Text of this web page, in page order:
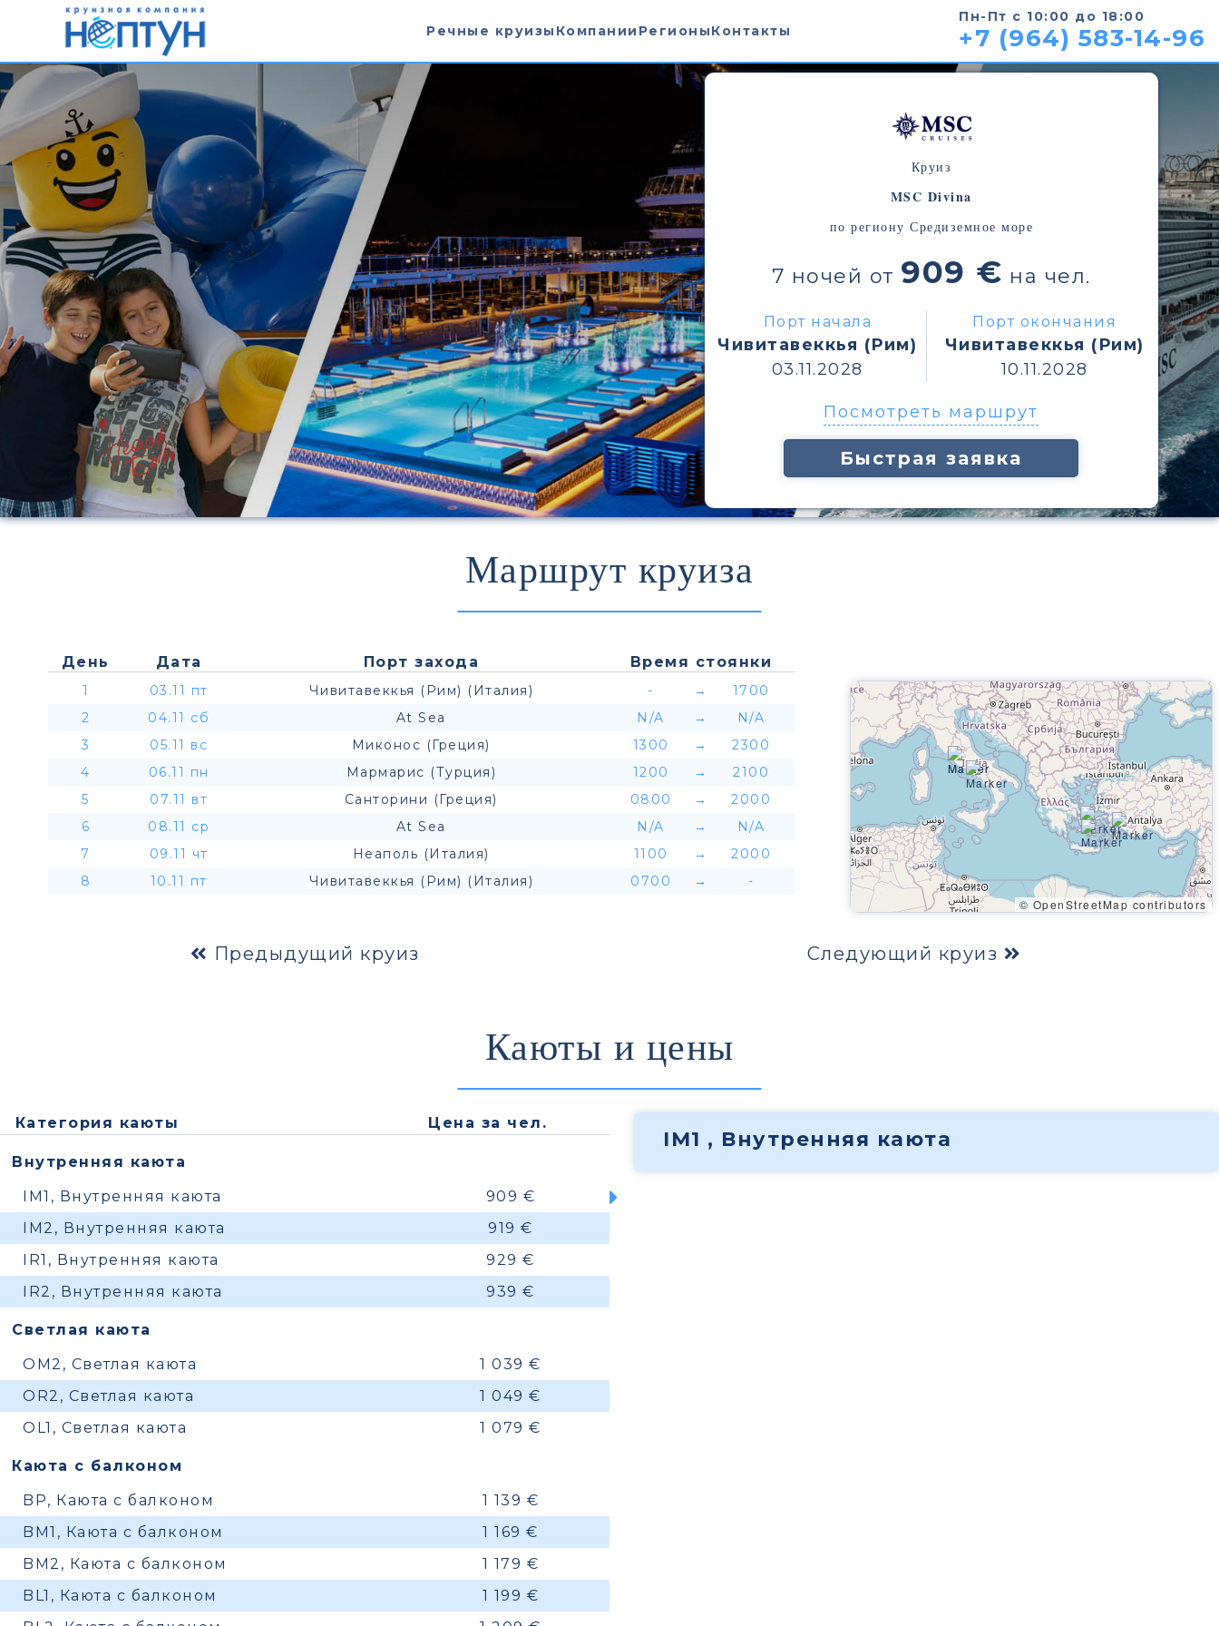
Речные круизы Компании РегионыКонтакты
Пн-Пт с 10:00 до 18:00
+7 (964) 583-14-96
Круиз
MSC Divina
по региону Средиземное море
7 ночей от 909 € на чел.
Порт начала
Чивитавеккья (Рим)
03.11.2028
Порт окончания
Чивитавеккья (Рим)
10.11.2028
Посмотреть маршрут
Быстрая заявка
Маршрут круиза
День Дата Порт захода Время стоянки
1 03.11 пт Чивитавеккья (Рим) (Италия) - →
1700
2
04.11 сб At Sea N/A →
N/A
3
05.11 вс Миконос (Греция) 1300 →
2300
4
06.11 пн Мармарис (Турция) 1200 →
2100
5
07.11 вт Санторини (Греция) 0800 →
2000
6
08.11 ср At Sea N/A →
N/A
7
09.11 чт Неаполь (Италия) 1100 →
2000
8
10.11 пт Чивитавеккья (Рим) (Италия) 0700 → -
© OpenStreetMap contributors
Предыдущий круиз Следующий круиз
Каюты и цены
Категория каюты Цена за чел.
Внутренняя каюта
IM1, Внутренняя каюта
909 €
IM2, Внутренняя каюта
919 €
IR1, Внутренняя каюта
929 €
IR2, Внутренняя каюта
939 €
Светлая каюта
OM2, Светлая каюта
1 039 €
OR2, Светлая каюта
1 049 €
OL1, Светлая каюта
1 079 €
Каюта с балконом
BP, Каюта с балконом
1 139 €
BM1, Каюта с балконом
1 169 €
BM2, Каюта с балконом
1 179 €
BL1, Каюта с балконом
1 199 €
IM1 , Внутренняя каюта